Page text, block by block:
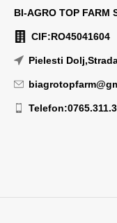
BI-AGRO TOP FARM
CIF:RO45041604
Pielesti